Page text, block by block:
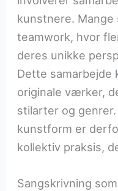
kunstnere.
teamwork, hvor
deres unikke
Dette samarbejde
originale værker,
stilarter og
kunstform er
kollektiv praksis,
Sangskrivning